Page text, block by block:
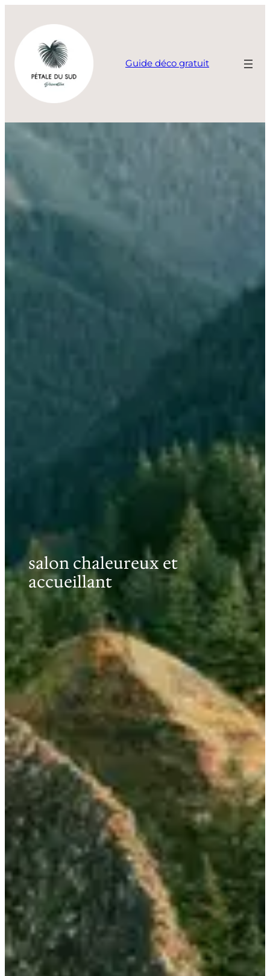
contenu
Guide déco gratuit
salon chaleureux et
accueillant